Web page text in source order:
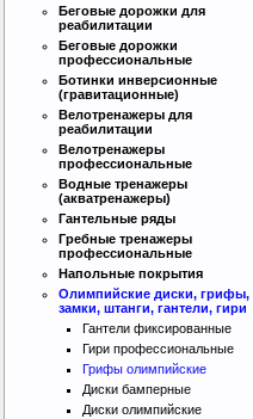
Беговые дорожки для
реабилитации
Беговые дорожки
профессиональные
Ботинки инверсионные
(гравитационные)
Велотренажеры для
реабилитации
Велотренажеры
профессиональные
Водные тренажеры
(акватренажеры)
Гантельные ряды
Гребные тренажеры
профессиональные
Напольные покрытия
Олимпийские диски, грифы,
замки, штанги, гантели, гири
Гантели фиксированные
Гири профессиональные
Грифы олимпийские
Диски бамперные
Диски олимпийские
Интернет магазин SportLife
Работаем на рынке спортивных
товаров с 2008 года!